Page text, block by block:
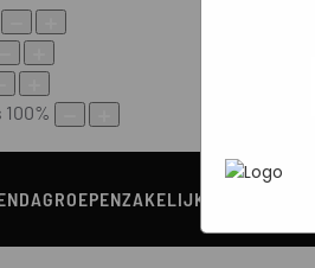
100%
GROEPENZAKELIJK
uw
heen
wordt